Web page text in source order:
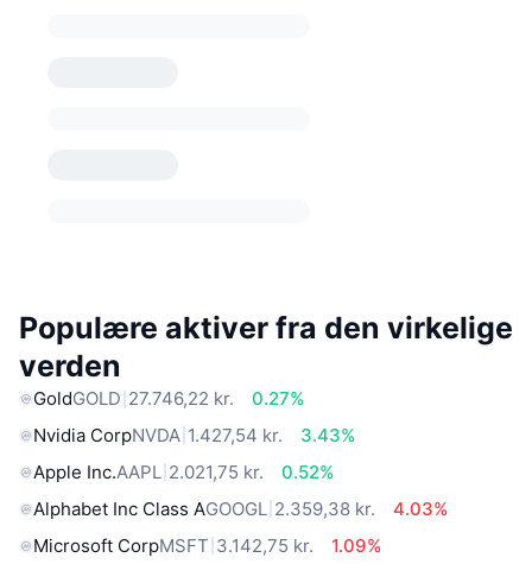
Populære aktiver fra den virkelige
verden
GoldGOLD 27.746,22 kr.
0.27%
Nvidia CorpNVDA 1.427,54 kr.
3.43%
Apple Inc.AAPL 2.021,75 kr.
0.52%
Alphabet Inc Class AGOOGL 2.359,38 kr.
4.03%
Microsoft CorpMSFT 3.142,75 kr.
1.09%